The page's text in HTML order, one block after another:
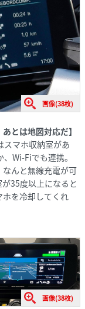
画像(38枚)
あとは地図対応だ】
スマホ収納室があ
、Wi-Fiでも連携。
んと無線充電が可
35度以上になると
ホを冷却してくれ
画像(38枚)